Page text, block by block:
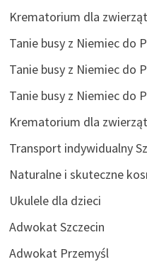
Krematorium dla
Tanie busy z Niemiec do
Tanie busy z Niemiec do
Tanie busy z Niemiec do
Krematorium dla
Transport indywidualny
Naturalne i skuteczne
Ukulele dla dzieci
Adwokat Szczecin
Adwokat Przemyśl